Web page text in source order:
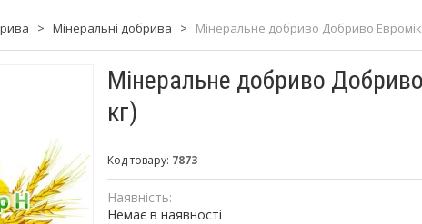
> Мінеральні добрива > Мінеральне добриво Добриво
Мінеральне добриво
кг)
Код товару: 7873
Наявність:
Немає в наявності